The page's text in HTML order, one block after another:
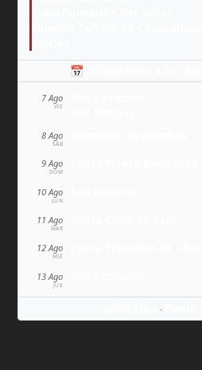
📅 Añade todo a tu
7 Ago
VIE
8 Ago
SÁB
9 Ago
DOM
10 Ago
LUN
11 Ago
MAR
12 Ago
MIÉ
13 Ago
JUE
·